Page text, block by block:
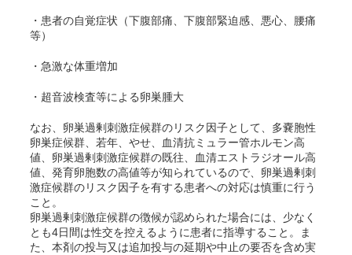
・患者の自覚症状（下腹部痛、下腹部緊迫感、悪心、腰痛
等）
・急激な体重増加
・超音波検査等による卵巣腫大
なお、卵巣過剰刺激症候群のリスク因子として、多嚢胞性
卵巣症候群、若年、やせ、血清抗ミュラー管ホルモン高
値、卵巣過剰刺激症候群の既往、血清エストラジオール高
値、発育卵胞数の高値等が知られているので、卵巣過剰刺
激症候群のリスク因子を有する患者への対応は慎重に行う
こと。
卵巣過剰刺激症候群の徴候が認められた場合には、少なく
とも4日間は性交を控えるように患者に指導すること。ま
た、本剤の投与又は追加投与の延期や中止の要否を含め実